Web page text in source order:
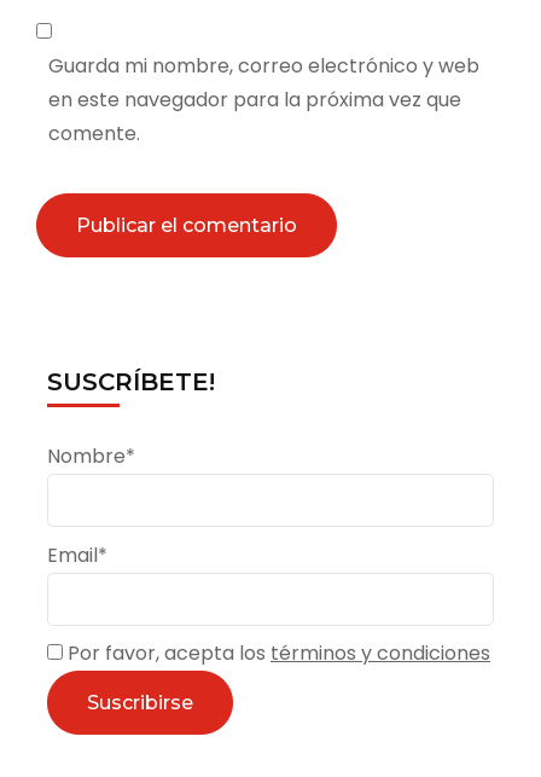
Guarda mi nombre, correo electrónico y web
en este navegador para la próxima vez que
comente.
SUSCRÍBETE!
Nombre*
Email*
Por favor, acepta los términos y condiciones